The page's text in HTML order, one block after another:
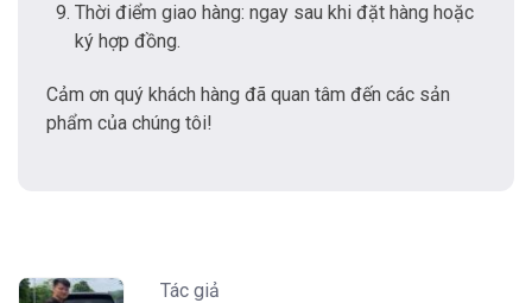
Thời điểm giao hàng: ngay sau khi đặt hàng hoặc
ký hợp đồng.
Cảm ơn quý khách hàng đã quan tâm đến các sản
phẩm của chúng tôi!
Tác giả